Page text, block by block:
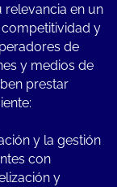
relevancia en un
y
de
y medios de
prestar
y la gestión
con
y